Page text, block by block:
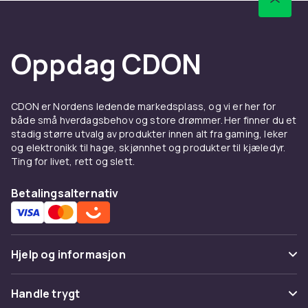
solbeskyttelse for langvarige
resultater
De mest effektive anti-age-ingrediensene i
moderne hudpleie er retinol, C-vitamin,
peptider og hyaluronsyre. Retinol stimulerer
cellefornyelse og kollagenproduksjon, mens
C-vitamin beskytter mot frie radikaler og gir en
med minst SPF 30 er det absolutt viktigste
steget for å forebygge for tidlig aldring,
pigmentflekker og solskader. På CDON finner
du ansiktskremer med innebygd SPF, dedikerte
solbeskyttelser for ansiktet og nattkremer
Oppdag CDON
CDON er Nordens ledende markedsplass, og vi er her for
både små hverdagsbehov og store drømmer. Her finner du et
stadig større utvalg av produkter innen alt fra gaming, leker
og elektronikk til hage, skjønnhet og produkter til kjæledyr.
Ting for livet, rett og slett.
Betalingsalternativ
Hjelp og informasjon
Vanlige spørsmål
Handle trygt